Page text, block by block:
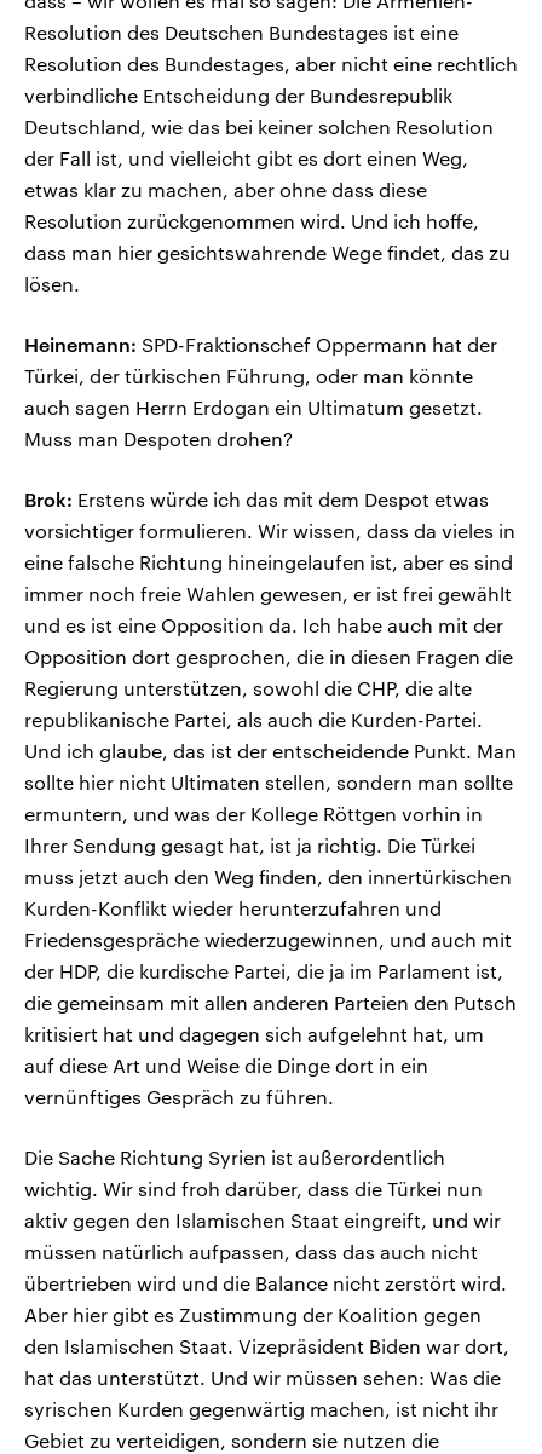
Resolution des Deutschen Bundestages ist eine
Resolution des Bundestages, aber nicht eine rechtlich
verbindliche Entscheidung der Bundesrepublik
Deutschland, wie das bei keiner solchen Resolution
der Fall ist, und vielleicht gibt es dort einen Weg,
etwas klar zu machen, aber ohne dass diese
Resolution zurückgenommen wird. Und ich hoffe,
dass man hier gesichtswahrende Wege findet, das zu
lösen.
Heinemann: SPD-Fraktionschef Oppermann hat der
Türkei, der türkischen Führung, oder man könnte
auch sagen Herrn Erdogan ein Ultimatum gesetzt.
Muss man Despoten drohen?
Brok: Erstens würde ich das mit dem Despot etwas
vorsichtiger formulieren. Wir wissen, dass da vieles in
eine falsche Richtung hineingelaufen ist, aber es sind
immer noch freie Wahlen gewesen, er ist frei gewählt
und es ist eine Opposition da. Ich habe auch mit der
Opposition dort gesprochen, die in diesen Fragen die
Regierung unterstützen, sowohl die CHP, die alte
republikanische Partei, als auch die Kurden-Partei.
Und ich glaube, das ist der entscheidende Punkt. Man
sollte hier nicht Ultimaten stellen, sondern man sollte
ermuntern, und was der Kollege Röttgen vorhin in
Ihrer Sendung gesagt hat, ist ja richtig. Die Türkei
muss jetzt auch den Weg finden, den innertürkischen
Kurden-Konflikt wieder herunterzufahren und
Friedensgespräche wiederzugewinnen, und auch mit
der HDP, die kurdische Partei, die ja im Parlament ist,
die gemeinsam mit allen anderen Parteien den Putsch
kritisiert hat und dagegen sich aufgelehnt hat, um
auf diese Art und Weise die Dinge dort in ein
vernünftiges Gespräch zu führen.
Die Sache Richtung Syrien ist außerordentlich
wichtig. Wir sind froh darüber, dass die Türkei nun
aktiv gegen den Islamischen Staat eingreift, und wir
müssen natürlich aufpassen, dass das auch nicht
übertrieben wird und die Balance nicht zerstört wird.
Aber hier gibt es Zustimmung der Koalition gegen
den Islamischen Staat. Vizepräsident Biden war dort,
hat das unterstützt. Und wir müssen sehen: Was die
syrischen Kurden gegenwärtig machen, ist nicht ihr
Gebiet zu verteidigen, sondern sie nutzen die